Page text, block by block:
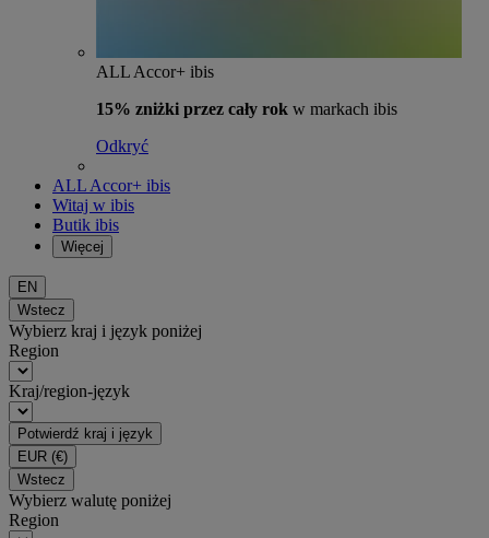
ALL Accor+ ibis
15% zniżki przez cały rok w markach ibis
Odkryć
ALL Accor+ ibis
Witaj w ibis
Butik ibis
Więcej
EN
Wstecz
Wybierz kraj i język poniżej
Region
Kraj/region-język
Potwierdź kraj i język
EUR (€)
Wstecz
Wybierz walutę poniżej
Region